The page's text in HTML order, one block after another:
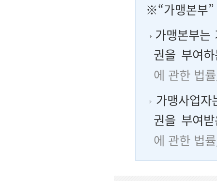
※“가맹본부”
가맹본부는
권을 부여
에 관한 법
가맹사업
권을 부여
에 관한 법